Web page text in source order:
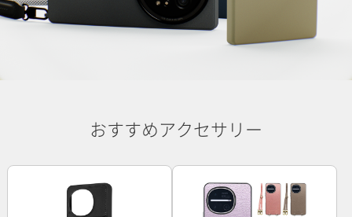
おすすめアクセサリー